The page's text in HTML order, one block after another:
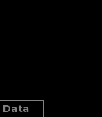
Data